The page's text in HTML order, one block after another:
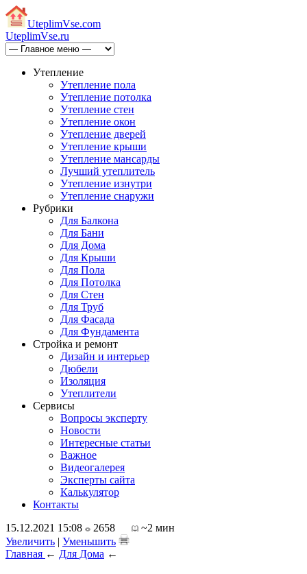
UteplimVse.com
UteplimVse.ru
Утепление
Утепление пола
Утепление потолка
Утепление стен
Утепление окон
Утепление дверей
Утепление крыши
Утепление мансарды
Лучший утеплитель
Утепление изнутри
Утепление снаружи
Рубрики
Для Балкона
Для Бани
Для Дома
Для Крыши
Для Пола
Для Потолка
Для Стен
Для Труб
Для Фасада
Для Фундамента
Стройка и ремонт
Дизайн и интерьер
Дюбели
Изоляция
Утеплители
Сервисы
Вопросы эксперту
Новости
Интересные статьи
Важное
Видеогалерея
Эксперты сайта
Калькулятор
Контакты
15.12.2021 15:08
2658
~2 мин
Увеличить | Уменьшить
Главная ← Для Дома ←